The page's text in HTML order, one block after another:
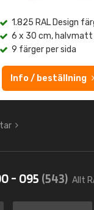
1.825 RAL Design
6 x 30 cm, halvmatt
9 färger per sida
Info / beställning
- 095 (543) Allt